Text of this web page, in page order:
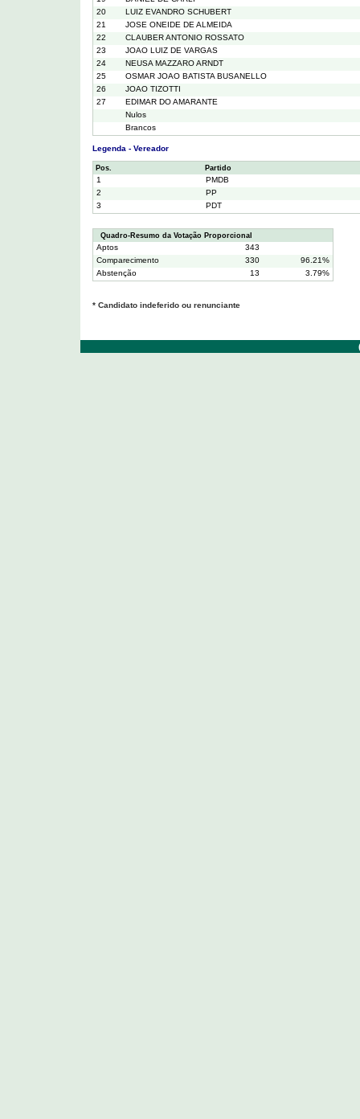
20
LUIZ EVANDRO SCHUBERT
21
JOSE ONEIDE DE ALMEIDA
22
CLAUBER ANTONIO ROSSATO
23
JOAO LUIZ DE VARGAS
24
NEUSA MAZZARO ARNDT
25
OSMAR JOAO BATISTA BUSANELLO
26
JOAO TIZOTTI
27
EDIMAR DO AMARANTE
Nulos
Brancos
Legenda - Vereador
Pos. Partido
1
PMDB
2
PP
3
PDT
Quadro-Resumo da Votação Proporcional
Aptos
343
Comparecimento
330
96.21%
Abstenção
13 3.79%
* Candidato indeferido ou renunciante